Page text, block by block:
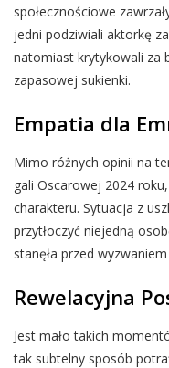
społecznościowe
jedni podziwiali aktorkę
natomiast krytykowali za
zapasowej sukienki.
Empatia dla
Mimo różnych opinii na
gali Oscarowej 2024
charakteru. Sytuacja z
przytłoczyć niejedną
stanęła przed
Rewelacyjna
Jest mało takich
tak subtelny sposób